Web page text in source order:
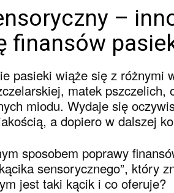
–
finansów
pasieki wiąże się z różnymi
matek
miodu. Wydaje się
a dopiero w dalszej
sposobem poprawy
sensorycznego”, który
jest taki kącik i co oferuje?